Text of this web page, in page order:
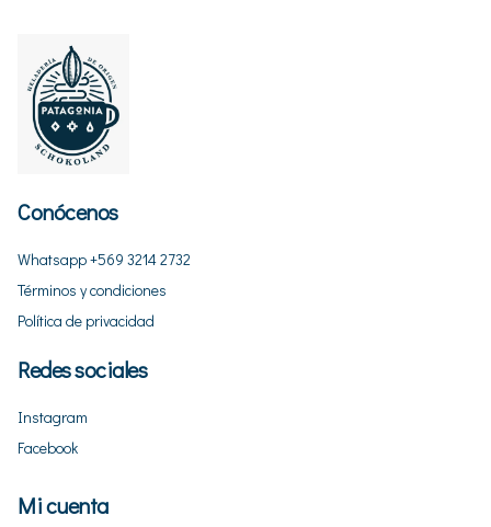
Conócenos
Whatsapp +569 3214 2732
Términos y condiciones
Política de privacidad
Redes sociales
Instagram
Facebook
Mi cuenta